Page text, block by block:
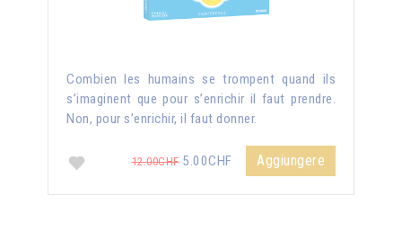
Combien les humains se trompent quand ils
s’imaginent que pour s’enrichir il faut prendre.
Non, pour s’enrichir, il faut donner.
12.00CHF5.00CHF Aggiungere